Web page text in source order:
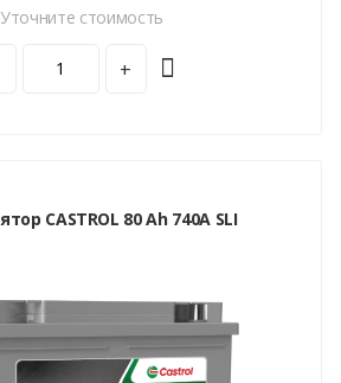
Уточните стоимость
+
CASTROL 80 Ah 740A SLI